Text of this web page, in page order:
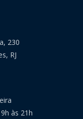
230
RJ
às 21h